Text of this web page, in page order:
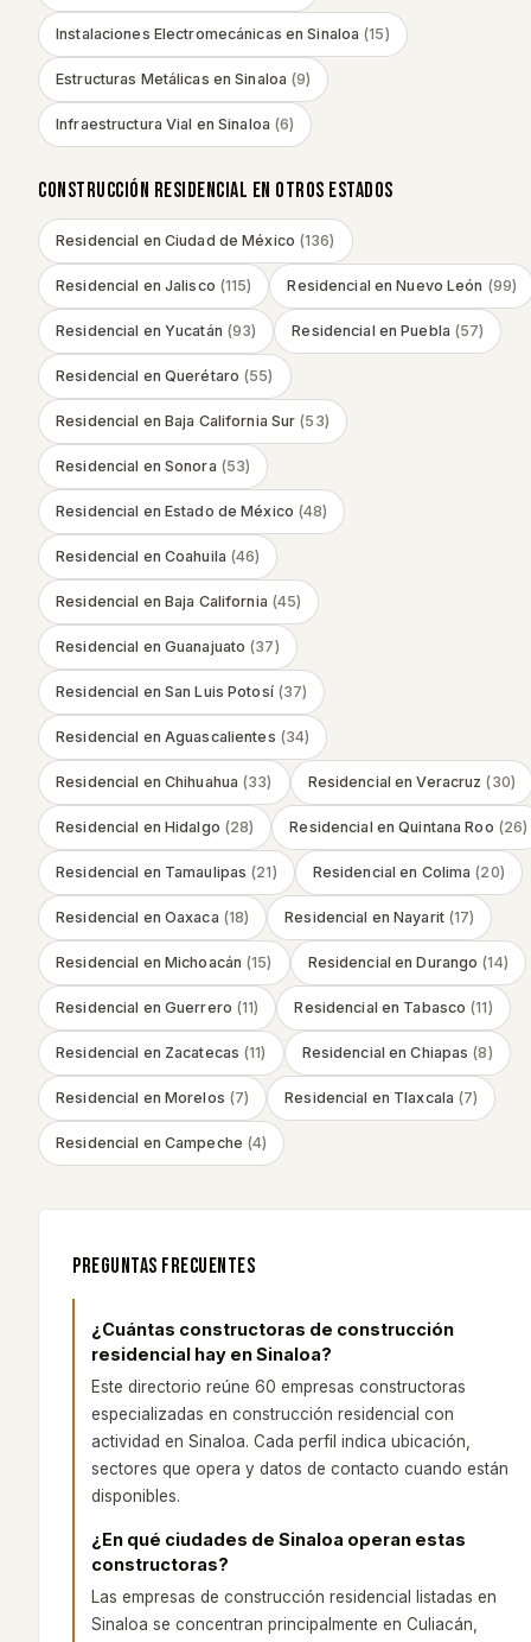
Instalaciones Electromecánicas enSinaloa (15)
Estructuras Metálicas enSinaloa (9)
Infraestructura Vial en Sinaloa (6)
CONSTRUCCIÓN RESIDENCIAL EN OTROS ESTADOS
Residencial en Ciudad de México (136)
Residencial en Jalisco (115) Residencial enNuevo León (99)
Residencial en Yucatán (93) Residencial enPuebla (57)
Residencial en Querétaro (55)
Residencial en Baja California Sur (53)
Residencial en Sonora (53)
Residencial en Estado de México (48)
Residencial en Coahuila (46)
Residencial en Baja California (45)
Residencial en Guanajuato (37)
Residencial en San Luis Potosí (37)
Residencial en Aguascalientes (34)
Residencial en Chihuahua (33) Residencial enVeracruz (30)
Residencial en Hidalgo (28) Residencial enQuintana Roo (26)
Residencial en Tamaulipas (21) Residencial en Colima (20)
Residencial en Oaxaca (18) Residencial en Nayarit (17)
Residencial en Michoacán (15) Residencial enDurango (14)
Residencial en Guerrero (11) Residencial en Tabasco (11)
Residencial en Zacatecas (11) Residencial enChiapas (8)
Residencial en Morelos (7) Residencial en Tlaxcala (7)
Residencial en Campeche (4)
PREGUNTAS FRECUENTES
¿Cuántas constructoras de construcción
residencial hay en Sinaloa?
Este directorio reúne 60 empresas constructoras
especializadas en construcción residencial con
actividad en Sinaloa. Cada perfil indica ubicación,
sectores que opera y datos de contacto cuando están
disponibles.
¿En qué ciudades de Sinaloa operan estas
constructoras?
Las empresas de construcción residencial listadas en
Sinaloa se concentran principalmente en Culiacán,